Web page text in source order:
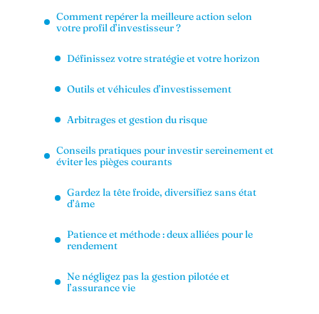
Comment repérer la meilleure action selon
votre profil d’investisseur ?
Définissez votre stratégie et votre horizon
Outils et véhicules d’investissement
Arbitrages et gestion du risque
Conseils pratiques pour investir sereinement et
éviter les pièges courants
Gardez la tête froide, diversifiez sans état
d’âme
Patience et méthode : deux alliées pour le
rendement
Ne négligez pas la gestion pilotée et
l’assurance vie